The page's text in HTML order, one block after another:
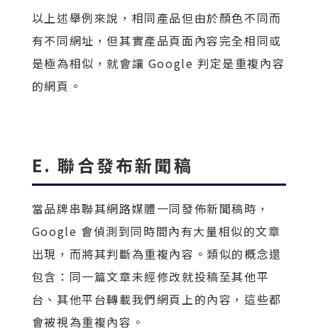
以上述舉例來說，相同產品但由於顏色不同而
有不同網址，但其實產品頁面內容完全相同或
是極為相似，就會讓 Google 判定是重複內容
的網頁。
E. 聯合發布新聞稿
當品牌串聯其網路媒體一同發佈新聞稿時，
Google 會偵測到同時間內有大量相似的文章
出現，而將其判斷為重複內容。類似的概念還
包含：同一篇文章未經修改就投稿至其他平
台、其他平台轉載我們網頁上的內容，這些都
會被視為重複內容。